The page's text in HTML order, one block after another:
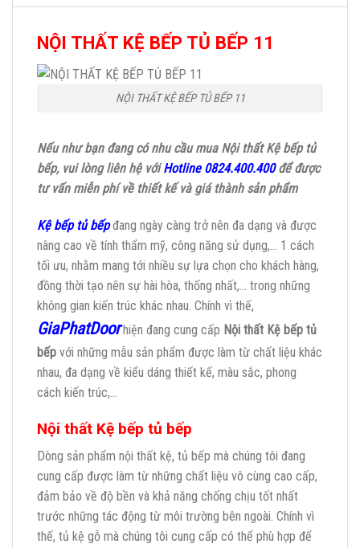
NỘI THẤT KỆ BẾP TỦ BẾP 11
NỘI THẤT KỆ BẾP TỦ BẾP 11
Nếu như bạn đang có nhu cầu mua Nội thất Kệ bếp tủ
bếp, vui lòng liên hệ vớiHotline 0824.400.400để được
tư vấn miễn phí về thiết kế và giá thành sản phẩm
Kệ bếp tủ bếpđang ngày càng trở nên đa dạng và được
nâng cao về tính thẩm mỹ, công năng sử dụng,… 1 cách
tối ưu, nhằm mang tới nhiều sự lựa chọn cho khách hàng,
đồng thời tạo nên sự hài hòa, thống nhất,… trong những
không gian kiến trúc khác nhau. Chính vì thế,
GiaPhatDoorhiện đang cung cấp Nội thất Kệ bếp tủ
bếp với những mẫu sản phẩm được làm từ chất liệu khác
nhau, đa dạng về kiểu dáng thiết kế, màu sắc, phong
cách kiến trúc,…
Nội thất Kệ bếp tủ bếp
Dòng sản phẩm nội thất kệ, tủ bếp mà chúng tôi đang
cung cấp được làm từ những chất liệu vô cùng cao cấp,
đảm bảo về độ bền và khả năng chống chịu tốt nhất
trước những tác động từ môi trường bên ngoài. Chính vì
thế, tủ kệ gỗ mà chúng tôi cung cấp có thể phù hợp để